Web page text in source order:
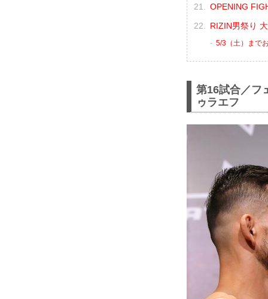
OPENING
RIZIN男祭り
5/3（土）まで
第16試合／フ
ゥラエフ